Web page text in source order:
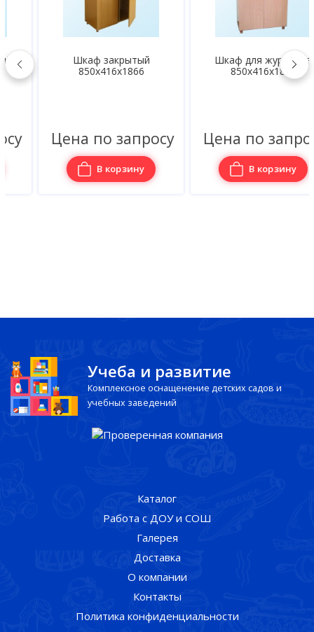
Шкаф закрытый
850х416х1866
Цена по запросу
В корзину
Шкаф для журналов
850х416х1866
Цена по запросу
В корзину
Учеба и развитие
Комплексное оснащенение детских садов и
учебных заведений
Каталог
Работа с ДОУ и СОШ
Галерея
Доставка
О компании
Контакты
Политика конфиденциальности